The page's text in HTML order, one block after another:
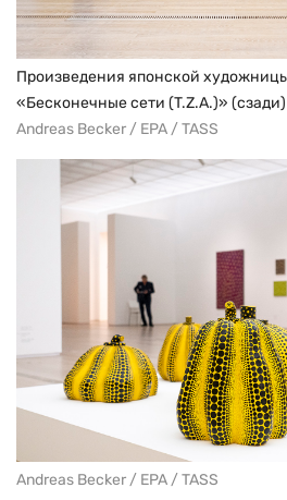
Произведения японской
«Бесконечные сети (T.Z.A.)»
Andreas Becker / EPA / TASS
Andreas Becker / EPA / TASS